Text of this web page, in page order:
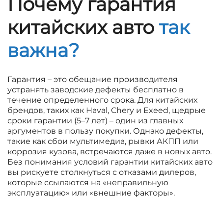
китайских авто так
важна?
Гарантия – это обещание производителя
устранять заводские дефекты бесплатно в
течение определенного срока. Для китайских
брендов, таких как Haval, Chery и Exeed, щедрые
сроки гарантии (5–7 лет) – один из главных
аргументов в пользу покупки. Однако дефекты,
такие как сбои мультимедиа, рывки АКПП или
коррозия кузова, встречаются даже в новых авто.
Без понимания условий гарантии китайских авто
вы рискуете столкнуться с отказами дилеров,
которые ссылаются на «неправильную
эксплуатацию» или «внешние факторы».